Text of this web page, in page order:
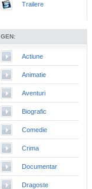
Trailere
GEN:
Actiune
Animatie
Aventuri
Biografic
Comedie
Crima
Documentar
Dragoste